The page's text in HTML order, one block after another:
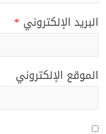
البريد الإلكتروني *
الموقع الإلكتروني